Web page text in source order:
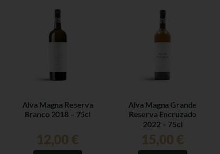
Alva Magna Reserva
Branco 2018 – 75cl
12,00 €
Alva Magna Grande
Reserva Encruzado
2022 – 75cl
15,00 €